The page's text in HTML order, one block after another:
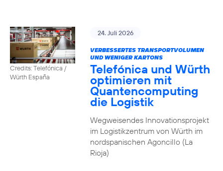
Credits: Telefónica /
Würth España
24. Juli 2026
VERBESSERTES TRANSPORTVOLUMEN
UND WENIGER KARTONS
Telefónica und Würth
optimieren mit
Quantencomputing
die Logistik
Wegweisendes Innovationsprojekt
im Logistikzentrum von Würth im
nordspanischen Agoncillo (La
Rioja)